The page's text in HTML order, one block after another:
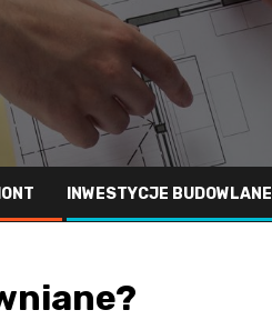
INWESTYCJE BUDOWLANE